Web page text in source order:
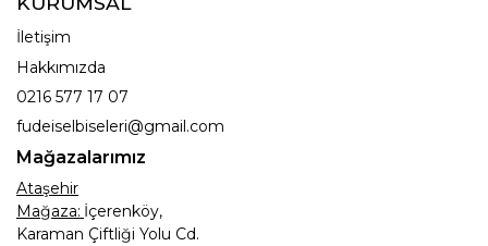
İletişim
Hakkımızda
0216 577 17 07
fudeiselbiseleri@gmail.com
Mağazalarımız
Ataşehir
Mağaza: İçerenköy,
Karaman Çiftliği Yolu Cd.